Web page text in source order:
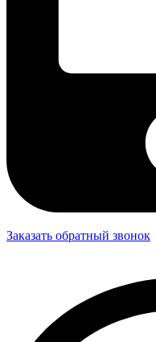
Заказать обратный звонок